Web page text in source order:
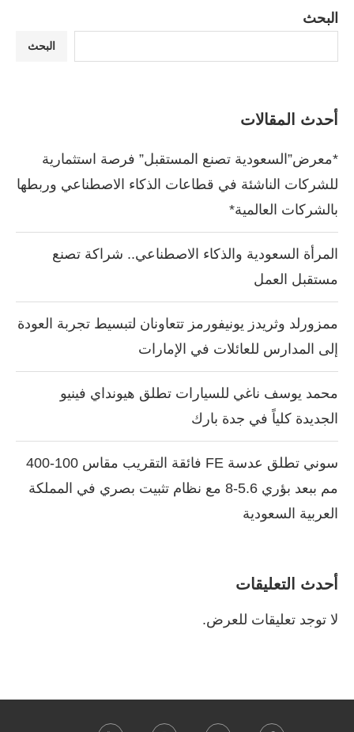
البحث
البحث
أحدث المقالات
*معرض”السعودية تصنع المستقبل” فرصة استثمارية
للشركات الناشئة في قطاعات الذكاء الاصطناعي وربطها
بالشركات العالمية*
المرأة السعودية والذكاء الاصطناعي.. شراكة تصنع
مستقبل العمل
ممزورلد وثريدز يونيفورمز تتعاونان لتبسيط تجربة العودة
إلى المدارس للعائلات في الإمارات
محمد يوسف ناغي للسيارات تطلق هيونداي فينيو
الجديدة كلياً في جدة بارك
سوني تطلق عدسة FE فائقة التقريب مقاس 100-400
مم ببعد بؤري 5.6-8 مع نظام تثبيت بصري في المملكة
العربية السعودية
أحدث التعليقات
لا توجد تعليقات للعرض.